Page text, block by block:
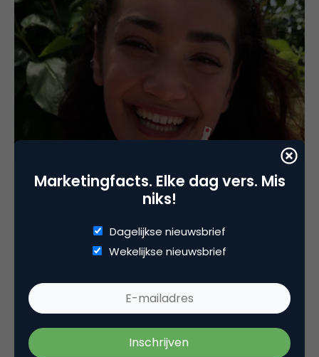
Marketingfacts. Elke dag vers. Mis
niks!
Dagelijkse nieuwsbrief
Wekelijkse nieuwsbrief